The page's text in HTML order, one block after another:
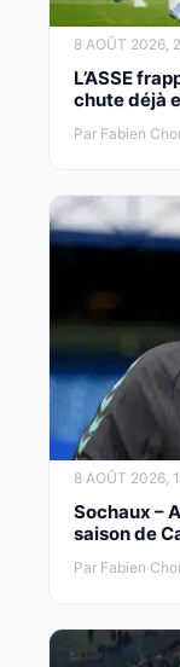
8 AOÛT 2026,
L’ASSE
chute déjà
Par Fabien
8 AOÛT 2026,
Sochaux –
saison de
Par Fabien